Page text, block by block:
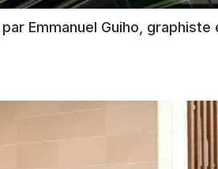
Emmanuel Guiho, graphiste